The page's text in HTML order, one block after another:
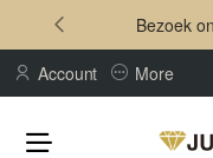
Bezoek
Account More